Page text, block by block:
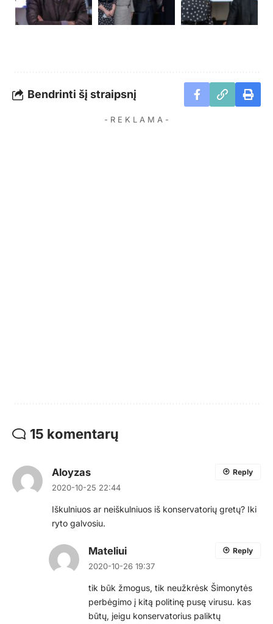
Bendrinti šį straipsnį
- R E K L A M A -
15 komentarų
Aloyzas
2020-10-25 22:44
Iškulniuos ar neiškulniuos iš konservatorių gretų? Iki
ryto galvosiu.
Reply
Mateliui
2020-10-26 19:37
tik būk žmogus, tik neužkrėsk Šimonytės
perbėgimo į kitą politinę pusę virusu. kas
būtų, jeigu konservatorius paliktų
Reply